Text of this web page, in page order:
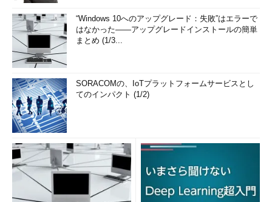
“Windows 10へのアップグレード：失敗”はエラーで
はなかった――アップグレードインストールの簡単
まとめ (1/3...
SORACOMの、IoTプラットフォームサービスとし
てのインパクト (1/2)